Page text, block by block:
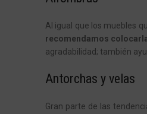
Al igual que los muebles
recomendamos
agradabilidad; también
Antorchas y velas
Gran parte de las